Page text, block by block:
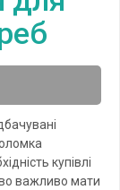
купівлі
важливо мати